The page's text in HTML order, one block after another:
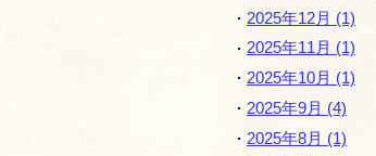
2025年12月 (1)
2025年11月 (1)
2025年10月 (1)
2025年9月 (4)
2025年8月 (1)